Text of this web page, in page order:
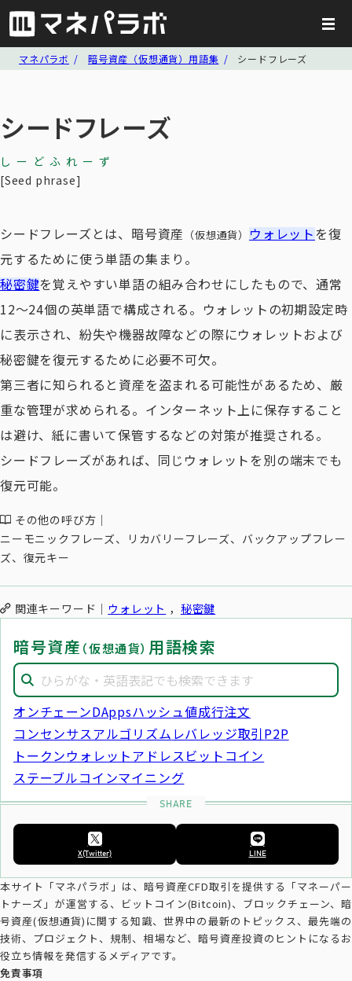
マネパラボ 暗号資産（仮想通貨）用語集 シードフレーズ
シードフレーズ
しーどふれーず
Seed phrase
シードフレーズとは、暗号資産 （仮想通貨） ウォレットを復
元するために使う単語の集まり。
秘密鍵を覚えやすい単語の組み合わせにしたもので、通常
12〜24個の英単語で構成される。ウォレットの初期設定時
に表示され、紛失や機器故障などの際にウォレットおよび
秘密鍵を復元するために必要不可欠。
第三者に知られると資産を盗まれる可能性があるため、厳
重な管理が求められる。インターネット上に保存すること
は避け、紙に書いて保管するなどの対策が推奨される。
シードフレーズがあれば、同じウォレットを別の端末でも
復元可能。
その他の呼び方
ニーモニックフレーズ、リカバリーフレーズ、バックアップフレー
ズ、復元キー
関連キーワード ウォレット 秘密鍵
暗号資産 （仮想通貨） 用語検索
オンチェーンDAppsハッシュ値成行注文
コンセンサスアルゴリズム レバレッジ取引P2P
トークンウォレットアドレスビットコイン
ステーブルコインマイニング
X(Twitter) LINE
本サイト「マネパラボ」は、暗号資産CFD取引を提供する「マネーパー
トナーズ」が運営する、ビットコイン(Bitcoin)、ブロックチェーン、暗
号資産(仮想通貨)に関する知識、世界中の最新のトピックス、最先端の
技術、プロジェクト、規制、相場など、暗号資産投資のヒントになるお
役立ち情報を発信するメディアです。
免責事項